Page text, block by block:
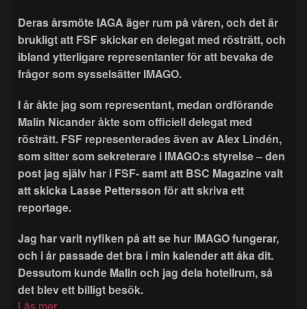
Deras årsmöte IAGA äger rum på våren, och det är
brukligt att FSF skickar en delegat med rösträtt, och
ibland ytterligare representanter för att bevaka de
frågor som sysselsätter IMAGO.
I år åkte jag som representant, medan ordförande
Malin Nicander åkte som officiell delegat med
rösträtt. FSF representerades även av Alex Lindén,
som sitter som sekreterare i IMAGO:s styrelse – den
post jag själv har i FSF- samt att BSC Magazine valt
att skicka Lasse Pettersson för att skriva ett
reportage.
Jag har varit nyfiken på att se hur IMAGO fungerar,
och i år passade det bra i min kalender att åka dit.
Dessutom kunde Malin och jag dela hotellrum, så
det blev ett billigt besök.